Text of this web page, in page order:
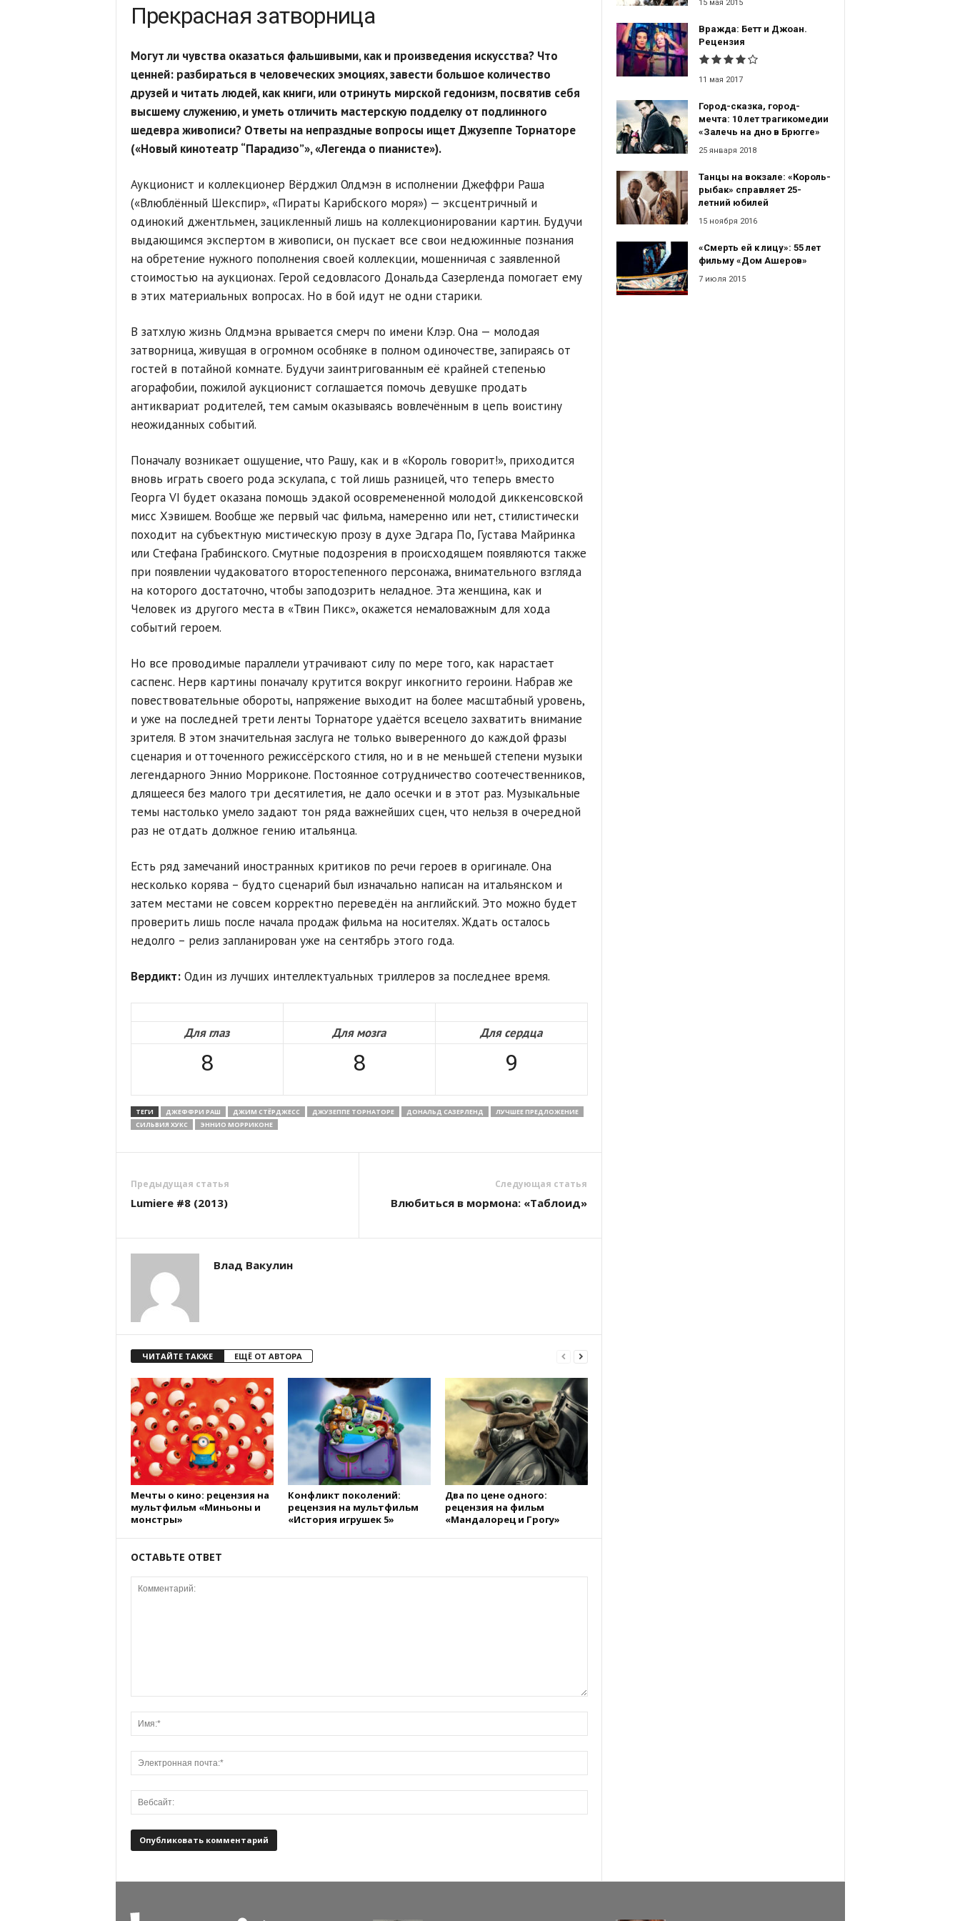
Прекрасная затворница
Могут ли чувства оказаться фальшивыми, как и произведения искусства? Что
ценней: разбираться в человеческих эмоциях, завести большое количество
друзей и читать людей, как книги, или отринуть мирской гедонизм, посвятив себя
высшему служению, и уметь отличить мастерскую подделку от подлинного
шедевра живописи? Ответы на непраздные вопросы ищет Джузеппе Торнаторе
(«Новый кинотеатр “Парадизо”», «Легенда о пианисте»).
Аукционист и коллекционер Вёрджил Олдмэн в исполнении Джеффри Раша
(«Влюблённый Шекспир», «Пираты Карибского моря») — эксцентричный и
одинокий джентльмен, зацикленный лишь на коллекционировании картин. Будучи
выдающимся экспертом в живописи, он пускает все свои недюжинные познания
на обретение нужного пополнения своей коллекции, мошенничая с заявленной
стоимостью на аукционах. Герой седовласого Дональда Сазерленда помогает ему
в этих материальных вопросах. Но в бой идут не одни старики.
В затхлую жизнь Олдмэна врывается смерч по имени Клэр. Она — молодая
затворница, живущая в огромном особняке в полном одиночестве, запираясь от
гостей в потайной комнате. Будучи заинтригованным её крайней степенью
агорафобии, пожилой аукционист соглашается помочь девушке продать
антиквариат родителей, тем самым оказываясь вовлечённым в цепь воистину
неожиданных событий.
Поначалу возникает ощущение, что Рашу, как и в «Король говорит!», приходится
вновь играть своего рода эскулапа, с той лишь разницей, что теперь вместо
Георга VI будет оказана помощь эдакой осовремененной молодой диккенсовской
мисс Хэвишем. Вообще же первый час фильма, намеренно или нет, стилистически
походит на субъектную мистическую прозу в духе Эдгара По, Густава Майринка
или Стефана Грабинского. Смутные подозрения в происходящем появляются также
при появлении чудаковатого второстепенного персонажа, внимательного взгляда
на которого достаточно, чтобы заподозрить неладное. Эта женщина, как и
Человек из другого места в «Твин Пикс», окажется немаловажным для хода
событий героем.
Но все проводимые параллели утрачивают силу по мере того, как нарастает
саспенс. Нерв картины поначалу крутится вокруг инкогнито героини. Набрав же
повествовательные обороты, напряжение выходит на более масштабный уровень,
и уже на последней трети ленты Торнаторе удаётся всецело захватить внимание
зрителя. В этом значительная заслуга не только выверенного до каждой фразы
сценария и отточенного режиссёрского стиля, но и в не меньшей степени музыки
легендарного Эннио Морриконе. Постоянное сотрудничество соотечественников,
длящееся без малого три десятилетия, не дало осечки и в этот раз. Музыкальные
темы настолько умело задают тон ряда важнейших сцен, что нельзя в очередной
раз не отдать должное гению итальянца.
Есть ряд замечаний иностранных критиков по речи героев в оригинале. Она
несколько корява – будто сценарий был изначально написан на итальянском и
затем местами не совсем корректно переведён на английский. Это можно будет
проверить лишь после начала продаж фильма на носителях. Ждать осталось
недолго – релиз запланирован уже на сентябрь этого года.
Вердикт:Один из лучших интеллектуальных триллеров за последнее время.
Для глаз Для мозга Для сердца
8 8 9
ТЕГИ ДЖЕФФРИ РАШ ДЖИМ СТЁРДЖЕСС ДЖУЗЕППЕ ТОРНАТОРЕ ДОНАЛЬД САЗЕРЛЕНД
ЛУЧШЕЕ ПРЕДЛОЖЕНИЕ
СИЛЬВИЯ ХУКС
ЭННИО МОРРИКОНЕ
Предыдущая статья
Lumiere #8 (2013)
Следующая статья
Влюбиться в мормона: «Таблоид»
Влад Вакулин
ЧИТАЙТЕ ТАКЖЕ ЕЩЁ ОТ АВТОРА
Мечты о кино: рецензия на
мультфильм «Миньоны и
монстры»
Конфликт поколений:
рецензия на мультфильм
«История игрушек 5»
Два по цене одного:
рецензия на фильм
«Мандалорец и Грогу»
ОСТАВЬТЕ ОТВЕТ
15 мая 2015
Вражда: Бетт и Джоан.
Рецензия
11 мая 2017
Город-сказка, город-
мечта: 10 лет трагикомедии
«Залечь на дно в Брюгге»
25 января 2018
Танцы на вокзале: «Король-
рыбак» справляет 25-
летний юбилей
15 ноября 2016
«Смерть ей к лицу»: 55 лет
фильму «Дом Ашеров»
7 июля 2015